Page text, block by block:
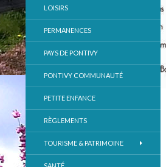
LOISIRS
PERMANENCES
PAYS DE PONTIVY
PONTIVY COMMUNAUTÉ
PETITE ENFANCE
RÈGLEMENTS
TOURISME & PATRIMOINE